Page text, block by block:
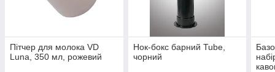
Пітчер для молока VD
Luna, 350 мл, рожевий
Нок-бокс барний Tube,
чорний